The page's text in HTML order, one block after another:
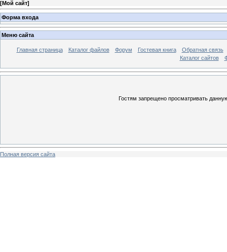
[Мой сайт]
Форма входа
Меню сайта
Главная страница Каталог файлов Форум Гостевая книга
Обратная связь
Каталог сайтов
Гостям запрещено просматривать
Полная версия сайта